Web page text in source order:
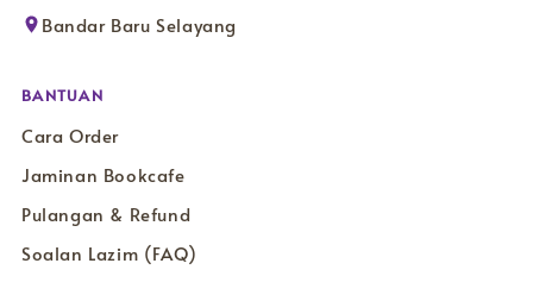
Bandar Baru Selayang
BANTUAN
Cara Order
Jaminan Bookcafe
Pulangan & Refund
Soalan Lazim (FAQ)